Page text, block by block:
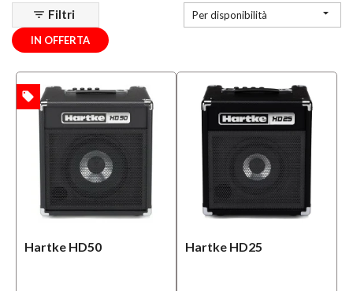
Music |
Vicenza
(2)
| Altavilla
Vicentina
(3)
Categoria
Amplificatore
usato(1)
Amplificatori
IN OFFERTA
filter_list Filtri Per disponibilità 
Hartke HD50
local_offer
Hartke HD25